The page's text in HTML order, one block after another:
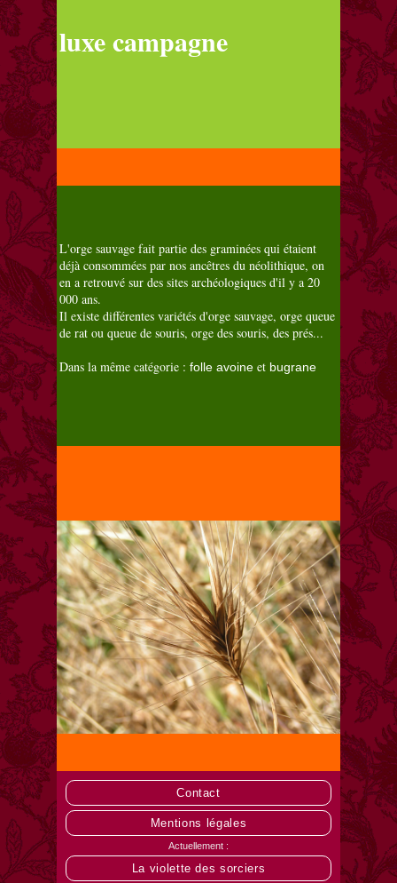
luxe campagne
L'orge sauvage fait partie des graminées qui étaient
déjà consommées par nos ancêtres du néolithique, on
en a retrouvé sur des sites archéologiques d'il y a 20
000 ans.
Il existe différentes variétés d'orge sauvage, orge queue
de rat ou queue de souris, orge des souris, des prés...
Dans la même catégorie :folle avoine et bugrane
Contact
Mentions légales
Actuellement :
La violette des sorciers